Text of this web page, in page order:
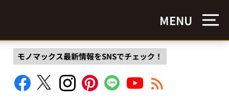
MENU
モノマックス最新情報をSNSでチェック！